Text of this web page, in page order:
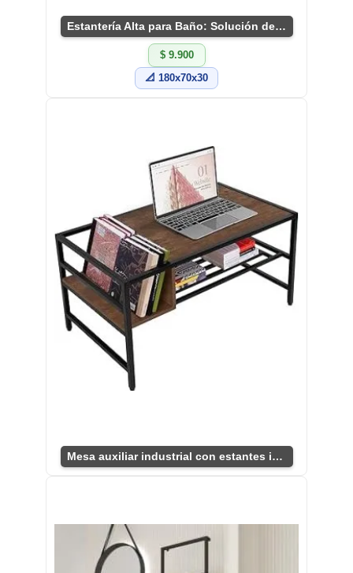
Estantería Alta para Baño: Solución de Almacenaje
$ 9.900
📐 180x70x30
Mesa auxiliar industrial con estantes integrados